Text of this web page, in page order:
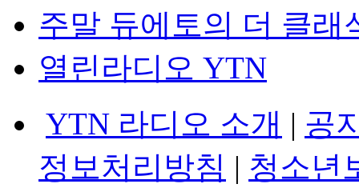
주말 듀에토의 더 클래
열린라디오 YTN
YTN 라디오 소개 | 공
정보처리방침 | 청소년